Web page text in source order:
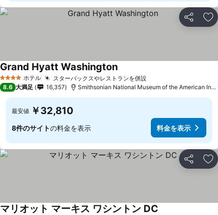
シェア お
4 ホテルのランク
ホテル スターバックスやレストランを併設
Grand Hyatt Washington
8.6 大満足 16,357 Smithsonian National Museum of the American Indianまで1.5 km
最安値 ￥32,810
8件のサイトの料金を表示 料金を表示
シェア お
マリオット マーキス ワシントン DC